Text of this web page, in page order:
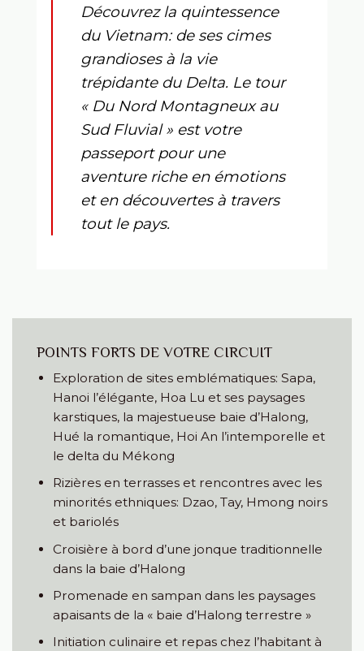
Découvrez la quintessence
du Vietnam: de ses cimes
grandioses à la vie
trépidante du Delta. Le tour
« Du Nord Montagneux au
Sud Fluvial » est votre
passeport pour une
aventure riche en émotions
et en découvertesà travers
tout le pays.
POINTS FORTS DE VOTRE CIRCUIT
Exploration de sites emblématiques: Sapa,
Hanoi l’élégante, Hoa Lu et ses paysages
karstiques, la majestueuse baie d’Halong,
Hué la romantique, Hoi An l’intemporelle et
le delta du Mékong
Rizières en terrasses et rencontres avec les
minorités ethniques: Dzao, Tay, Hmong noirs
et bariolés
Croisière à bord d’une jonque traditionnelle
dans la baie d’Halong
Promenade en sampan dans les paysages
apaisants de la « baie d’Halong terrestre »
Initiation culinaire et repas chez l’habitant à